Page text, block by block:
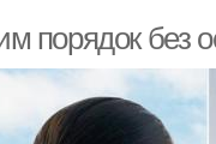
порядок без